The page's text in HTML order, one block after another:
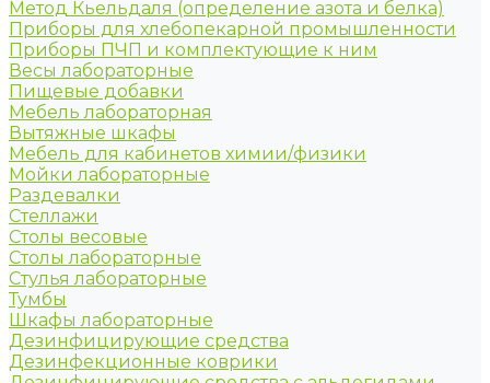
Метод Кьельдаля (определение азота и белка)
Приборы для хлебопекарной промышленности
Приборы ПЧП и комплектующие к ним
Весы лабораторные
Пищевые добавки
Мебель лабораторная
Вытяжные шкафы
Мебель для кабинетов химии/физики
Мойки лабораторные
Раздевалки
Стеллажи
Столы весовые
Столы лабораторные
Стулья лабораторные
Тумбы
Шкафы лабораторные
Дезинфицирующие средства
Дезинфекционные коврики